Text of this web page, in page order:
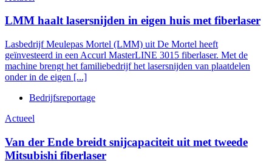
LMM haalt lasersnijden in eigen huis met fiberlaser
Lasbedrijf Meulepas Mortel (LMM) uit De Mortel heeft
geïnvesteerd in een Accurl MasterLINE 3015 fiberlaser. Met de
machine brengt het familiebedrijf het lasersnijden van plaatdelen
onder in de eigen [...]
Bedrijfsreportage
Actueel
Van der Ende breidt snijcapaciteit uit met tweede
Mitsubishi fiberlaser